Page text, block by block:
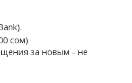
сом)
за новым - не